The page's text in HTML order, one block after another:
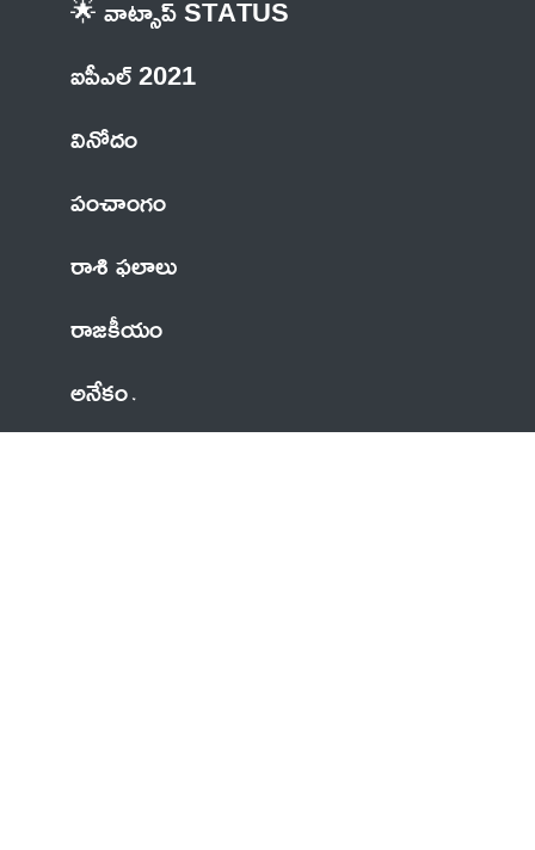
🌟 వాట్సాప్ STATUS
ఐపీఎల్ 2021
వినోదం
పంచాంగం
రాశి ఫలాలు
రాజకీయం
అనేకం